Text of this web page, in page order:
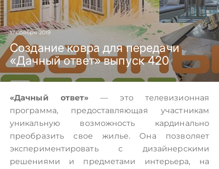
17 ноября 2019
Создание ковра для передачи
«Дачный ответ» выпуск 420
«Дачный ответ» — это телевизионная
программа, предоставляющая участникам
уникальную возможность кардинально
преобразить свое жилье. Она позволяет
экспериментировать с дизайнерскими
решениями и предметами интерьера, на